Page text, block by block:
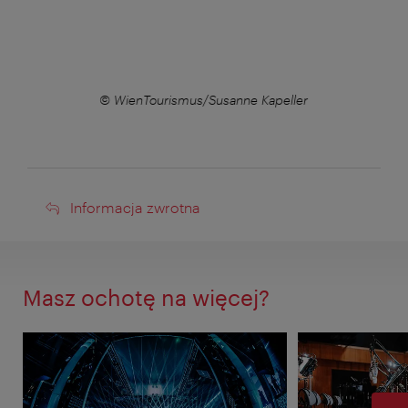
© WienTourismus/Susanne Kapeller
Informacja
Informacja zwrotna
Masz ochotę na więcej?